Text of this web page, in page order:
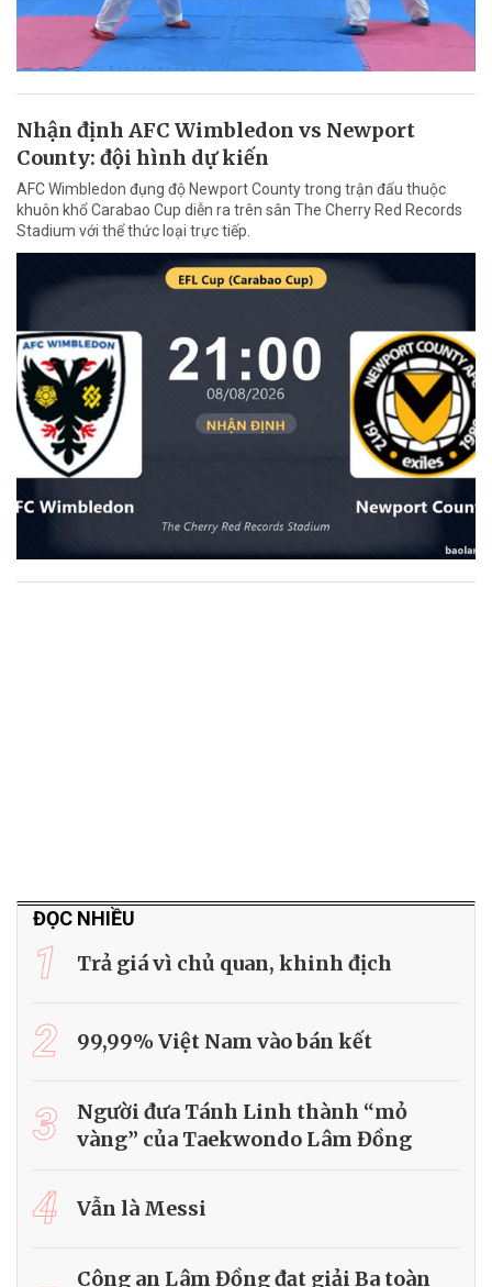
Nhận định AFC Wimbledon vs Newport
County: đội hình dự kiến
AFC Wimbledon đụng độ Newport County trong trận đấu thuộc
khuôn khổ Carabao Cup diễn ra trên sân The Cherry Red Records
Stadium với thể thức loại trực tiếp.
ĐỌC NHIỀU
1 Trả giá vì chủ quan, khinh địch
2 99,99% Việt Nam vào bán kết
3
Người đưa Tánh Linh thành “mỏ
vàng” của Taekwondo Lâm Đồng
4 Vẫn là Messi
Công an Lâm Đồng đạt giải Ba toàn